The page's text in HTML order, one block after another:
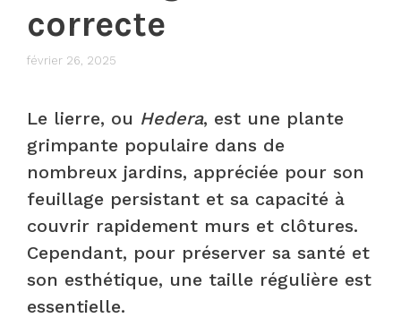
correcte
février 26, 2025
Le lierre, ou Hedera, est une plante
grimpante populaire dans de
nombreux jardins, appréciée pour son
feuillage persistant et sa capacité à
couvrir rapidement murs et clôtures.
Cependant, pour préserver sa santé et
son esthétique, une taille régulière est
essentielle.